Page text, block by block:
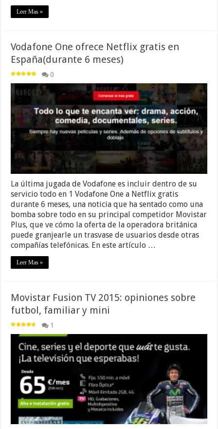
Leer Mas »
Vodafone One ofrece Netflix gratis en
España(durante 6 meses)
0
La última jugada de Vodafone es incluir dentro de su
servicio todo en 1 Vodafone One a Netflix gratis
durante 6 meses, una noticia que ha sentado como una
bomba sobre todo en su principal competidor Movistar
Plus, que ve cómo la oferta de la operadora británica
puede granjearle un trasvase de usuarios desde otras
compañías telefónicas. En este artículo …
Leer Mas »
Movistar Fusion TV 2015: opiniones sobre
futbol, familiar y mini
1